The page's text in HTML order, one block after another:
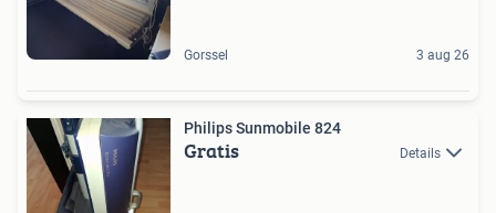
Gorssel 3 aug 26
Philips Sunmobile 824
Gratis Details